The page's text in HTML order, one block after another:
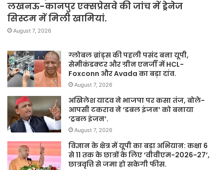
लखनऊ-कानपुर एक्सप्रेसवे की जांच में ड्रेनेज
सिस्टम में मिली खामियां.
August 7, 2026
ग्लोबल ब्रांड्स की पहली पसंद बना यूपी,
सेमीकंडक्टर और ग्रीन एनर्जी में HCL-
Foxconn और Avada का बड़ा दांव.
August 7, 2026
अखिलेश यादव ने भाजपा पर कसा तंज, बोले-
आपसी टकराव ने ‘डबल इंजन’ को बनाया
‘ट्रबल इंजन’.
August 7, 2026
विज्ञान के क्षेत्र में यूपी का बड़ा अभियान: कक्षा 6
से 11 तक के छात्रों के लिए ‘वीवीएम-2026-27’,
छात्रवृत्ति से जमा हो सकेगी फीस.